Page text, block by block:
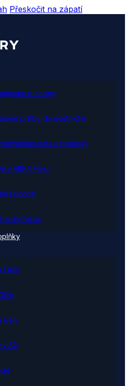
Přeskočit na zápatí
e-shopy
platby do účetnictví
data a procesy
ABRA Flexi
skladník
faktur
Flexi
Gen
S3